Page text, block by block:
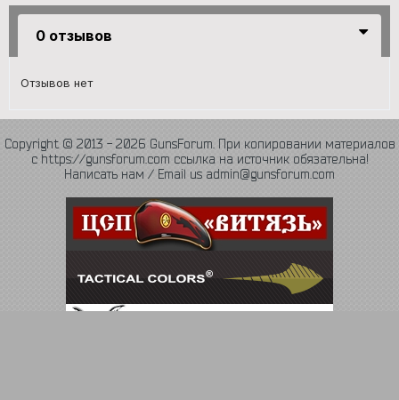
0 отзывов
Отзывов нет
Copyright © 2013 - 2026 GunsForum. При копировании материалов
с https://gunsforum.com ссылка на источник обязательна!
Написать нам / Email us admin@gunsforum.com